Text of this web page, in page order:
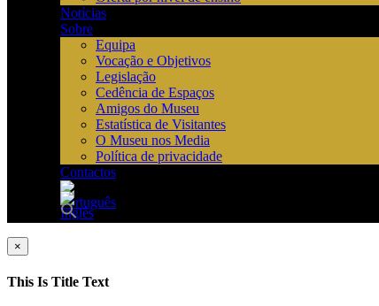
Notícias
Sobre
Equipa
Vocação e Objetivos
Legislação
Cedência de Espaços
Amigos do Museu
Estatística de Visitantes
O Museu nos Media
Política de privacidade
Contactos
×
This Is Title Text